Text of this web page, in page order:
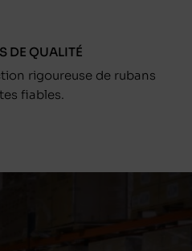
DE QUALITÉ
rigoureuse de rubans
fiables.